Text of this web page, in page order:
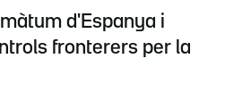
d'Espanya i
fronterers per la